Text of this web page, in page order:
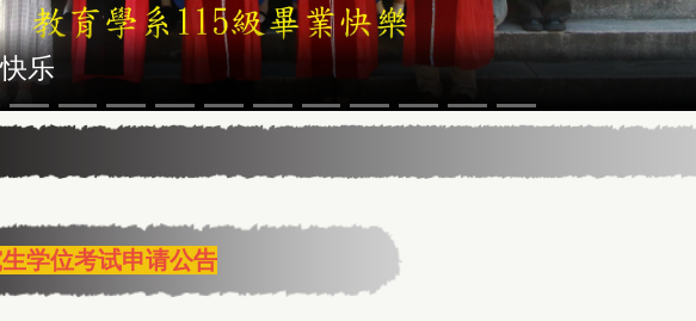
生荣获2025年13届星云教育奖
学位考试申请公告